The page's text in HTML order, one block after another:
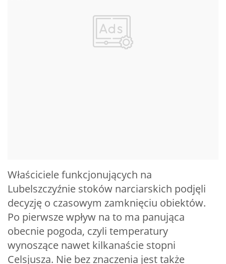
Właściciele funkcjonujących na
Lubelszczyźnie stoków narciarskich podjęli
decyzję o czasowym zamknięciu obiektów.
Po pierwsze wpływ na to ma panująca
obecnie pogoda, czyli temperatury
wynoszące nawet kilkanaście stopni
Celsjusza. Nie bez znaczenia jest także